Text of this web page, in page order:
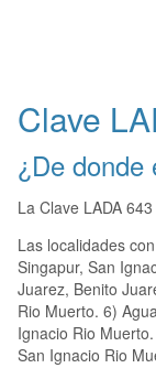
Clave
¿De donde
La Clave LADA
Las localidades
Singapur, San
Juarez, Benito
Rio Muerto. 6)
Ignacio Rio
San Ignacio Rio